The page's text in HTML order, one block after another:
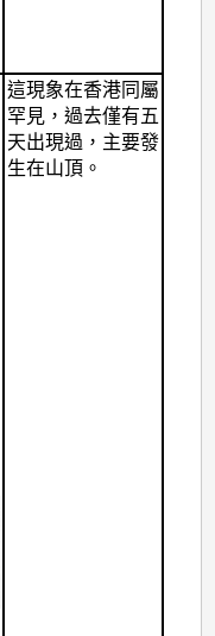
這現象在香港同屬
罕見，過去僅有五
天出現過，主要發
生在山頂。